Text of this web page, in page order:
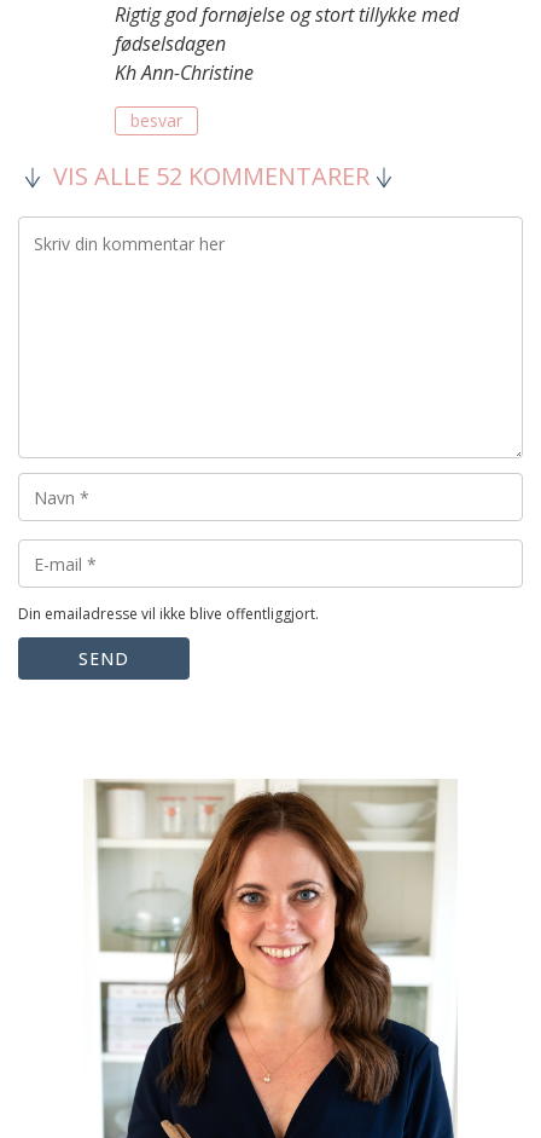
Rigtig god fornøjelse og stort tillykke med
fødselsdagen
Kh Ann-Christine
besvar
VIS ALLE 52 KOMMENTARER
Din emailadresse vil ikke blive offentliggjort.
SEND